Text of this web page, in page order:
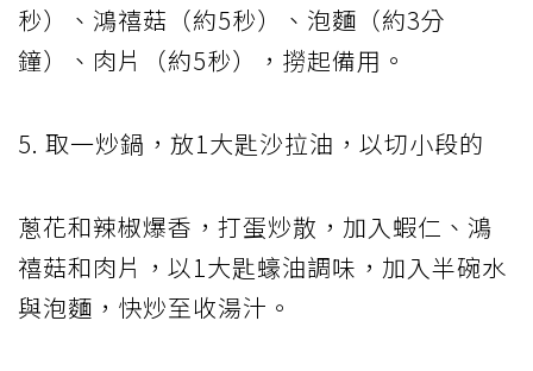
秒）、鴻禧菇（約5秒）、泡麵（約3分
鐘）、肉片（約5秒），撈起備用。
5. 取一炒鍋，放1大匙沙拉油，以切小段的
蔥花和辣椒爆香，打蛋炒散，加入蝦仁、鴻
禧菇和肉片，以1大匙蠔油調味，加入半碗水
與泡麵，快炒至收湯汁。